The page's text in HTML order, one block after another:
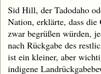
Sid Hill, der Tadodaho
Nation, erklärte, dass die
zwar begrüßen würden,
nach Rückgabe des
ist ein kleiner, aber
indigene